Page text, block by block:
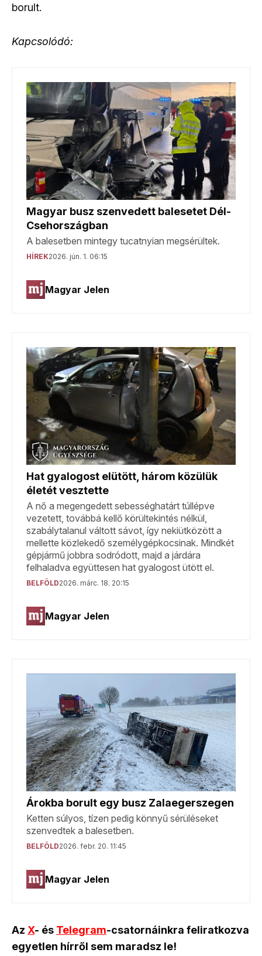
borult.
Kapcsolódó:
Az X- és Telegram-csatornáinkra feliratkozva
egyetlen hírről sem maradsz le!